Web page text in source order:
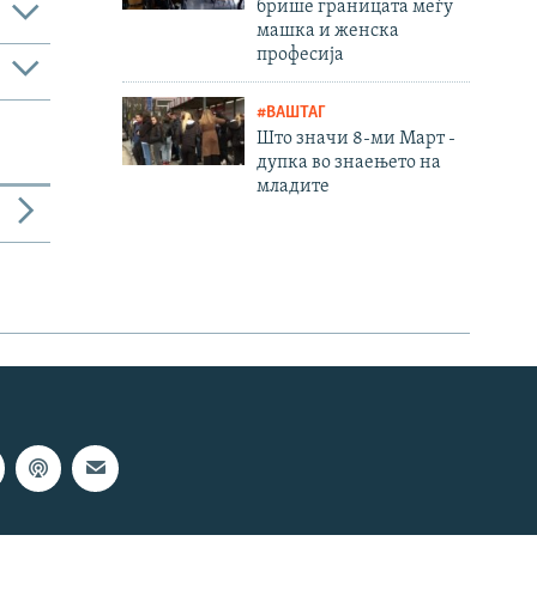
брише границата меѓу
машка и женска
професија
#ВАШТАГ
Што значи 8-ми Март -
дупка во знаењето на
младите